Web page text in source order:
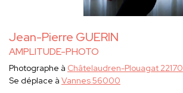
Jean-Pierre GUERIN
AMPLITUDE-PHOTO
Photographe à Châtelaudren-Plouagat 22170
Se déplace à Vannes 56000